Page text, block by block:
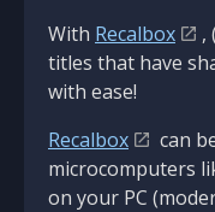
With Recalbox
,
titles that have
with ease!
Recalbox
can
microcomputers
on your PC